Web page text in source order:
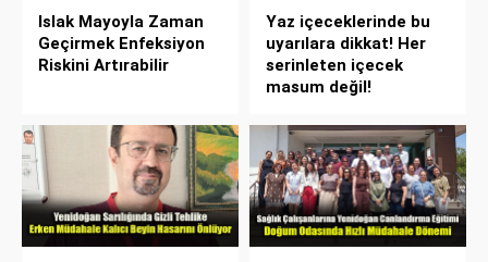
Islak Mayoyla Zaman
Geçirmek Enfeksiyon
Riskini Artırabilir
Yaz içeceklerinde bu
uyarılara dikkat! Her
serinleten içecek
masum değil!